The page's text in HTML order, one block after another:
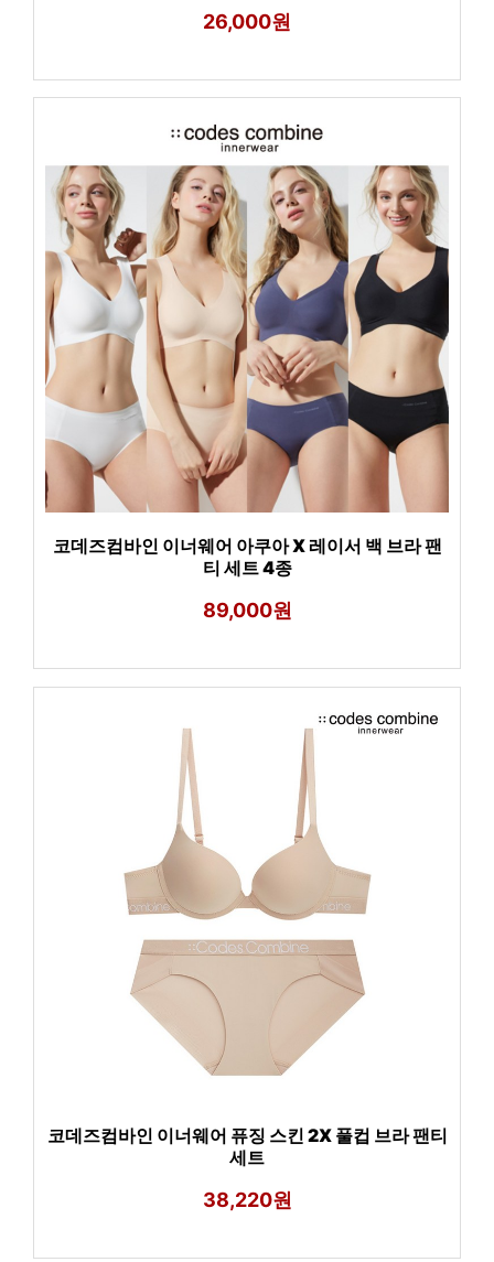
26,000원
코데즈컴바인 이너웨어 아쿠아 X 레이서 백 브라 팬
티 세트 4종
89,000원
코데즈컴바인 이너웨어 퓨징 스킨 2X 풀컵 브라 팬티
세트
38,220원